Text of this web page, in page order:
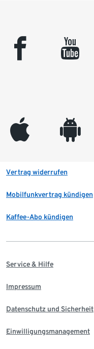
facebook youtube
appleinc android
Vertrag widerrufen
Mobilfunkvertrag kündigen
Kaffee-Abo kündigen
Service & Hilfe
Impressum
Datenschutz und Sicherheit
Einwilligungsmanagement